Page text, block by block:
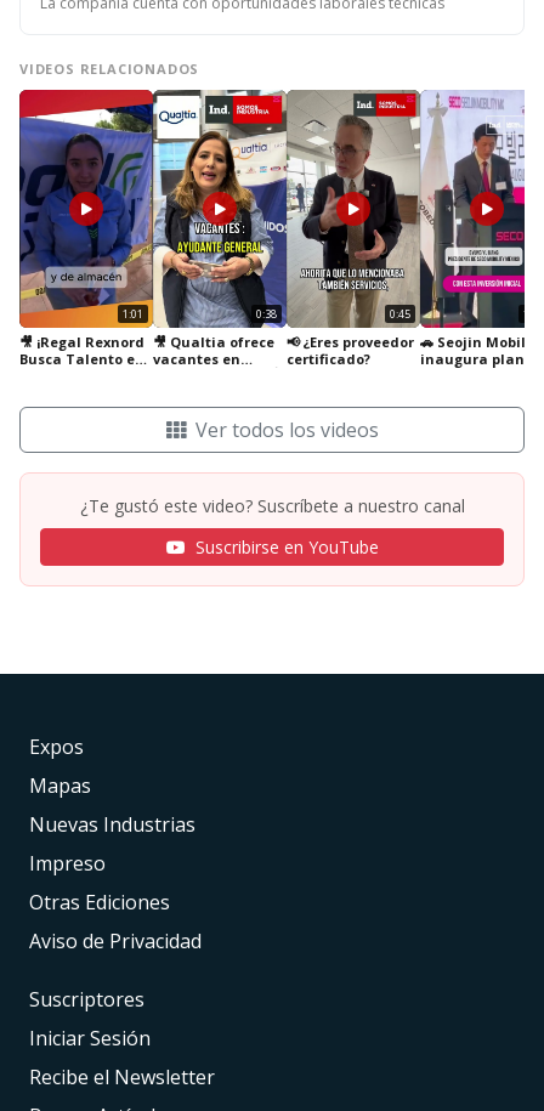
VIDEOS RELACIONADOS
1:01
🎥 ¡Regal Rexnord
Busca Talento en
0:38
🎥 Qualtia ofrece
vacantes en
0:45
📢 ¿Eres proveedor
certificado?
1:05
🚗 Seojin Mobility
inaugura planta
Ver todos los videos
¿Te gustó este video? Suscríbete a nuestro canal
Suscribirse en YouTube
Expos
Mapas
Nuevas Industrias
Impreso
Otras Ediciones
Aviso de Privacidad
Suscriptores
Iniciar Sesión
Recibe el Newsletter